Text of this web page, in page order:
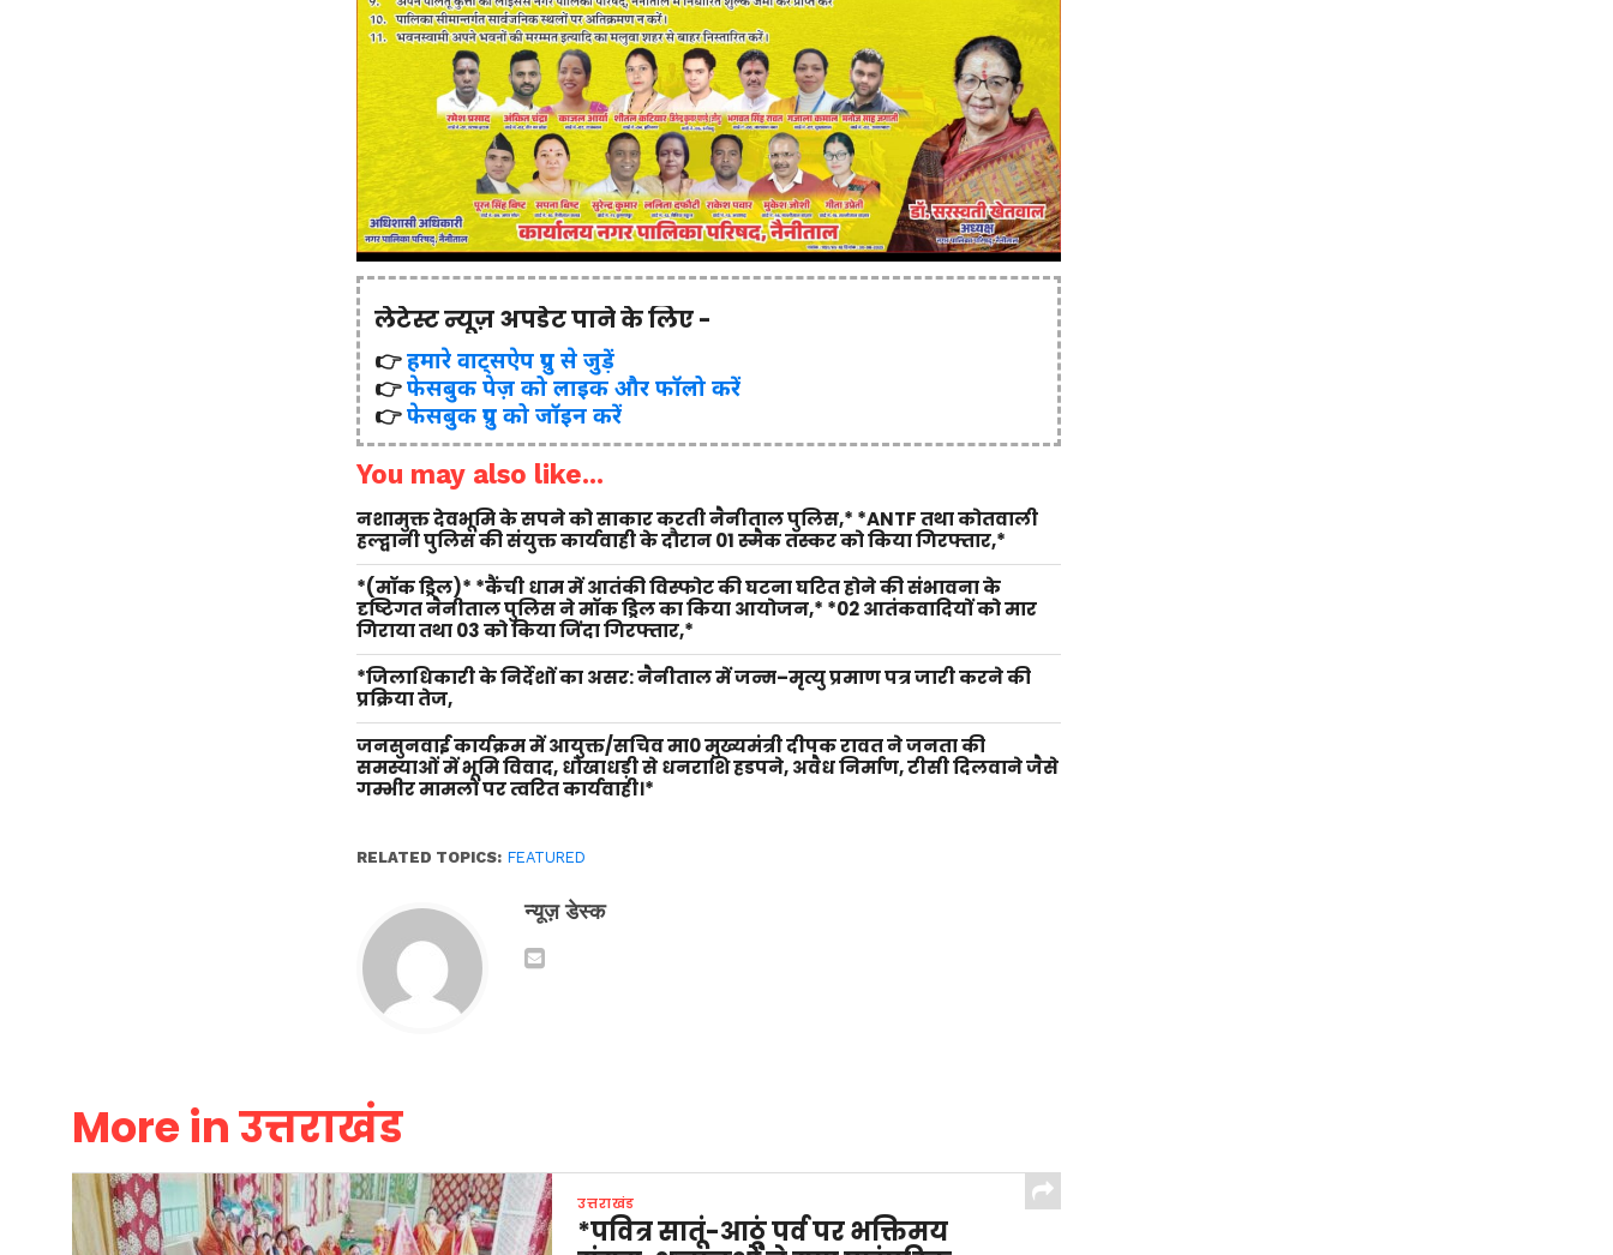
लेटेस्ट न्यूज़ अपडेट पाने के लिए -
👉हमारे वाट्सऐप ग्रुप से जुड़ें
👉फेसबुक पेज़ को लाइक और फॉलो करें
👉फेसबुक ग्रुप को जॉइन करें
You may also like...
नशामुक्त देवभूमि के सपने को साकार करती नैनीताल पुलिस,* *ANTF तथा कोतवाली
हल्द्वानी पुलिस की संयुक्त कार्यवाही के दौरान 01 स्मैक तस्कर को किया गिरफ्तार,*
*(मॉक ड्रिल)* *कैंची धाम में आतंकी विस्फोट की घटना घटित होने की संभावना के
दृष्टिगत नैनीताल पुलिस ने मॉक ड्रिल का किया आयोजन,* *02 आतंकवादियों को मार
गिराया तथा 03 को किया जिंदा गिरफ्तार,*
*जिलाधिकारी के निर्देशों का असर: नैनीताल में जन्म–मृत्यु प्रमाण पत्र जारी करने की
प्रक्रिया तेज,
जनसुनवाई कार्यक्रम में आयुक्त/सचिव मा0 मुख्यमंत्री दीपक रावत ने जनता की
समस्याओं में भूमि विवाद, धोखाधड़ी से धनराशि हडपने, अवैध निर्माण, टीसी दिलवाने जैसे
गम्भीर मामलों पर त्वरित कार्यवाही।*
RELATED TOPICS: FEATURED
न्यूज़ डेस्क
More in उत्तराखंड
उत्तराखंड
*पवित्र सातूं-आठूं पर्व पर भक्तिमय